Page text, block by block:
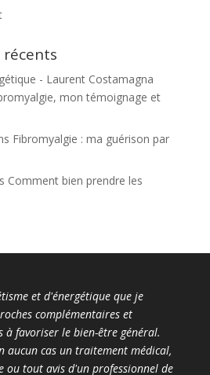
- Laurent Costamagna
mon témoignage et
Fibromyalgie : ma guérison par
Comment bien prendre les
et d'énergétique que je
complémentaires et
à favoriser le bien-être général.
aucun cas un traitement médical,
ou tout avis d'un professionnel de